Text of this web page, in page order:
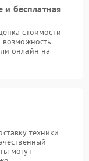
и бесплатная
стоимости
возможность
онлайн на
техники
могут